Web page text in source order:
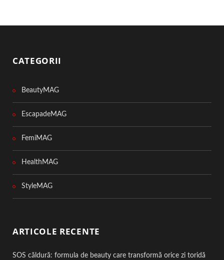
CATEGORII
BeautyMAG
EscapadeMAG
FemiMAG
HealthMAG
StyleMAG
ARTICOLE RECENTE
SOS căldură: formula de beauty care transformă orice zi toridă